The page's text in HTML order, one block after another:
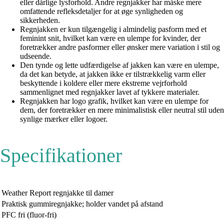
eller dårlige lysforhold. Andre regnjakker har måske mere
omfattende refleksdetaljer for at øge synligheden og
sikkerheden.
Regnjakken er kun tilgængelig i almindelig pasform med et
feminint snit, hvilket kan være en ulempe for kvinder, der
foretrækker andre pasformer eller ønsker mere variation i stil og
udseende.
Den tynde og lette udfærdigelse af jakken kan være en ulempe,
da det kan betyde, at jakken ikke er tilstrækkelig varm eller
beskyttende i koldere eller mere ekstreme vejrforhold
sammenlignet med regnjakker lavet af tykkere materialer.
Regnjakken har logo grafik, hvilket kan være en ulempe for
dem, der foretrækker en mere minimalistisk eller neutral stil uden
synlige mærker eller logoer.
Specifikationer
Weather Report regnjakke til damer
Praktisk gummiregnjakke; holder vandet på afstand
PFC fri (fluor-fri)